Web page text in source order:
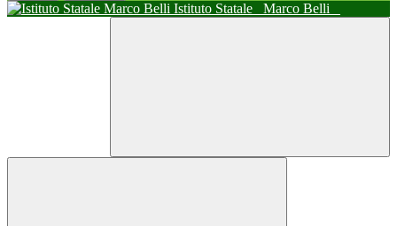
Istituto Statale Marco Belli